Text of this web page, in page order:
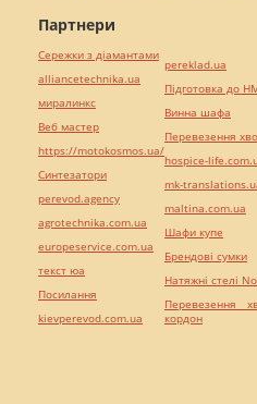
Партнери
Сережки з діамантами
alliancetechnika.ua
миралинкс
Веб мастер
https://motokosmos.ua/
Синтезатори
perevod.agency
agrotechnika.com.ua
europeservice.com.ua
текст юа
Посилання
kievperevod.com.ua
pereklad.ua
Підготовка до
Винна шафа
Перевезення
hospice-
mk-
maltina.com.ua
Шафи купе
Брендові сумки
Натяжні стелі
Перевезення
кордон